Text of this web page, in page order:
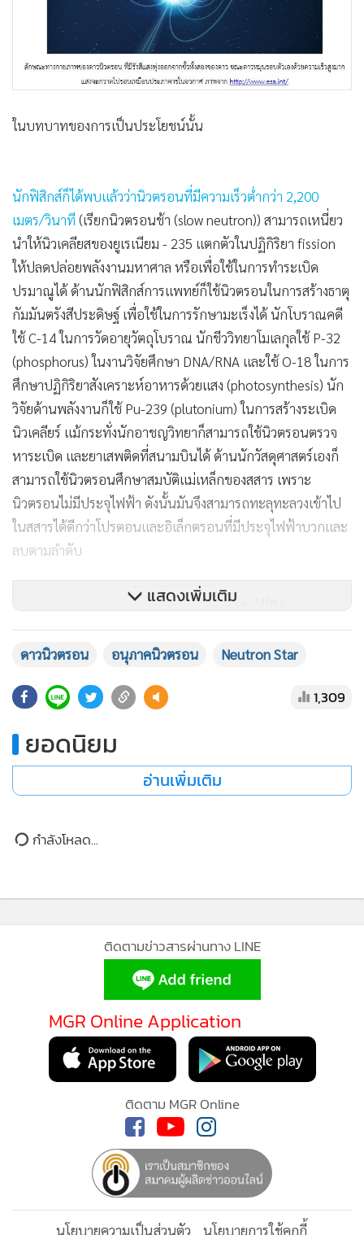
ในบทบาทของการเป็นประโยชน์นั้น
นักฟิสิกส์ก็ได้พบแล้วว่านิวตรอนที่มีความเร็วต่ำกว่า 2,200
เมตร/วินาที(เรียกนิวตรอนช้า (slow neutron)) สามารถเหนี่ยว
นำให้นิวเคลียสของยูเรเนียม - 235 แตกตัวในปฏิกิริยา fission
ให้ปลดปล่อยพลังงานมหาศาล หรือเพื่อใช้ในการทำระเบิด
ปรมาณูได้ ด้านนักฟิสิกส์การแพทย์ก็ใช้นิวตรอนในการสร้างธาตุ
กัมมันตรังสีประดิษฐ์ เพื่อใช้ในการรักษามะเร็งได้ นักโบราณคดี
(phosphorus) ในงานวิจัยศึกษา DNA/RNA และใช้ O-18 ในการ
ศึกษาปฏิกิริยาสังเคราะห์อาหารด้วยแสง (photosynthesis) นัก
นิวเคลียร์ แม้กระทั่งนักอาชญวิทยาก็สามารถใช้นิวตรอนตรวจ
หาระเบิด และยาเสพติดที่สนามบินได้ ด้านนักวัสดุศาสตร์เองก็
สามารถใช้นิวตรอนศึกษาสมบัติแม่เหล็กของสสาร เพราะ
นิวตรอนไม่มีประจุไฟฟ้า ดังนั้นมันจึงสามารถทะลุทะลวงเข้าไป
ในสสารได้ดีกว่าโปรตอนและอิเล็กตรอนที่มีประจุไฟฟ้าบวกและ
ประวัติความเป็นมาของการค้นพบอนุภาคนิวตรอนนั้น มีดังนี้
ก่อนปี 1932 นักวิทยาศาสตร์รู้เพียงว่า นิวเคลียสของอะตอมมี
ประจุบวกและ อะตอมมีอิเล็กตรอนที่เคลื่อนที่เป็นวงกลมรอบ
นิวเคลียส แต่เวลาวัดมวลของอะตอม โดยใช้อุปกรณ์ mass
spectrograph กลับพบว่า ค่าที่วัดได้ไม่สอดคล้องกับจำนวนเต็ม
เท่าของโปรตอน
แสดงเพิ่มเติม
ดาวนิวตรอน อนุภาคนิวตรอน Neutron Star
อ่านเพิ่มเติม
MGR Online ใ
MGR Online ใช้คุกกี้
ประสบการณ์คอนเท
แอพพลิเคชั่น